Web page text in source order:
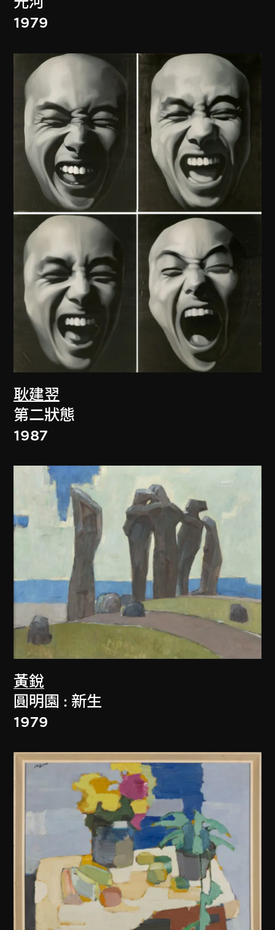
1979
耿建翌
第二狀態
1987
黃銳
圓明園 : 新生
1979